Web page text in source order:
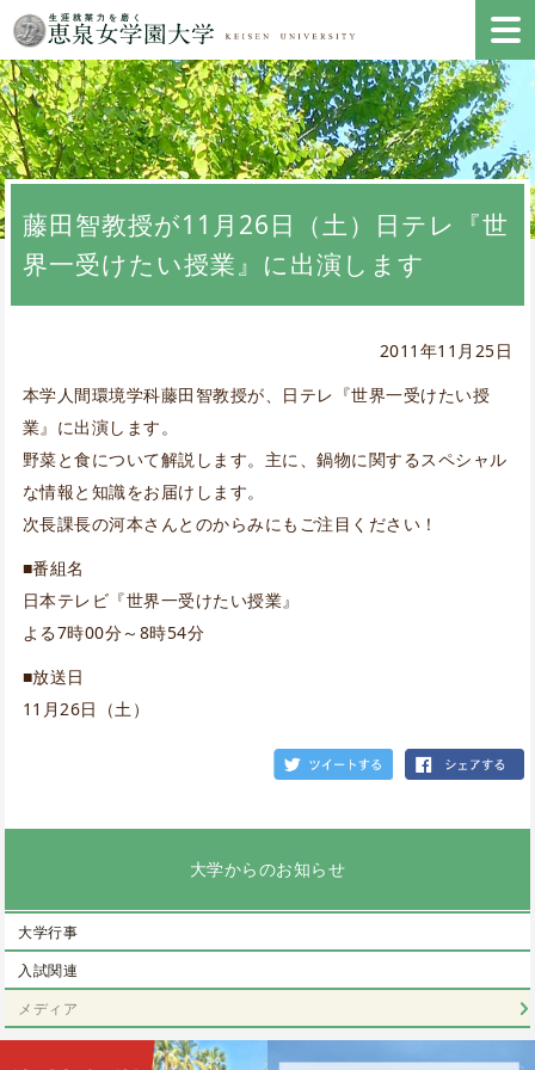
藤田智教授が11月26日（土）日テレ『世
界一受けたい授業』に出演します
2011年11月25日
本学人間環境学科藤田智教授が、日テレ『世界一受けたい授
業』に出演します。
野菜と食について解説します。主に、鍋物に関するスペシャル
な情報と知識をお届けします。
次長課長の河本さんとのからみにもご注目ください！
■番組名
日本テレビ『世界一受けたい授業』
よる7時00分～8時54分
■放送日
11月26日（土）
大学からのお知らせ
大学行事
入試関連
メディア